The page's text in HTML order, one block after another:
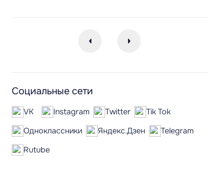
Социальные сети
VK Instagram Twitter
Tik Tok
Одноклассники
Яндекс.Дзен
Telegram
Rutube